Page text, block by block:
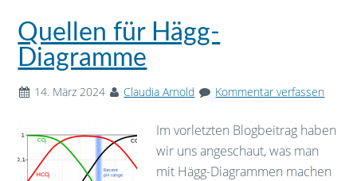
Quellen für Hägg-
Diagramme
14. März 2024 Claudia Arnold Kommentar verfassen
Im vorletzten Blogbeitrag haben
wir uns angeschaut, was man
mit Hägg-Diagrammen machen